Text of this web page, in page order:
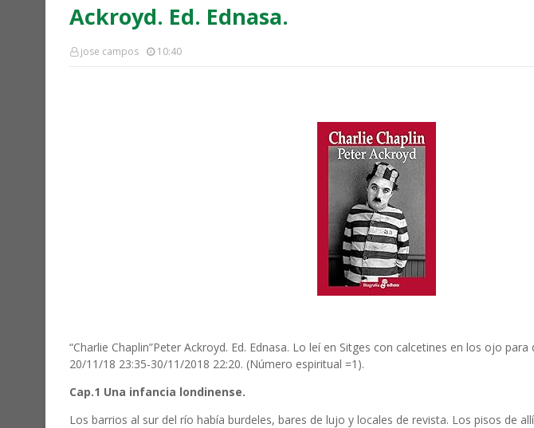
Ackroyd. Ed. Ednasa.
jose campos 10:40
“Charlie Chaplin”Peter Ackroyd. Ed. Ednasa. Lo leí en Sitges con calcetines en los ojo
20/11/18 23:35-30/11/2018 22:20. (Número espiritual =1).
Cap.1 Una infancia londinense.
Los barrios al sur del río había burdeles, bares de lujo y locales de revista. Los pisos de